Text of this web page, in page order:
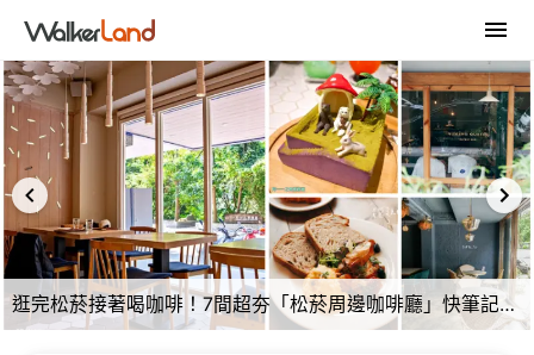
逛完松菸接著喝咖啡！7間超夯「松菸周邊咖啡廳」快筆記，IG大洗版「日法混血咖啡館」、絕美落地窗「北海道甜點店」，閨蜜聚會最愛基地。